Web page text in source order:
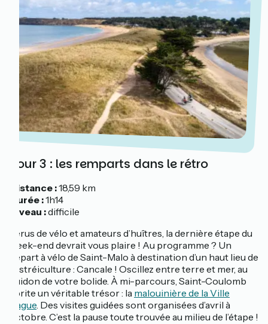
Jour 3 : les remparts dans le rétro
Distance :18,59 km
Durée :1h14
Niveau :difficile
Férus de vélo et amateurs d’huîtres, la dernière étape du
week-end devrait vous plaire ! Au programme ? Un
départ à vélo de Saint-Malo à destination d’un haut lieu de
l’ostréiculture : Cancale ! Oscillez entre terre et mer, au
guidon de votre bolide. À mi-parcours, Saint-Coulomb
abrite un véritable trésor : la malouinière de la Ville
Bague. Des visites guidées sont organisées d’avril à
octobre. C’est la pause toute trouvée au milieu de l’étape !